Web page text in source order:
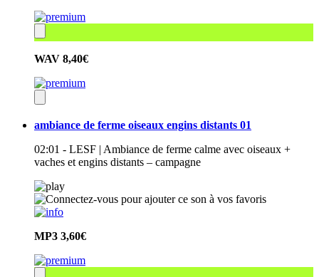
WAV 8,40€
ambiance de ferme oiseaux engins distants 01
02:01 - LESF | Ambiance de ferme calme avec oiseaux +
vaches et engins distants – campagne
MP3 3,60€